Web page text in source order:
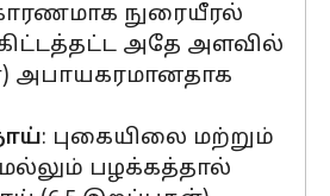
நுரையீரல்
கிட்டத்தட்ட அதே அளவில்
அபாயகரமானதாக
: புகையிலை மற்றும்
பழக்கத்தால்